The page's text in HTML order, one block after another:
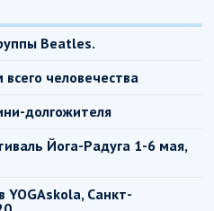
Beatles.
человечества
долгожителя
Йога-Радуга 1-6 мая,
Санкт-